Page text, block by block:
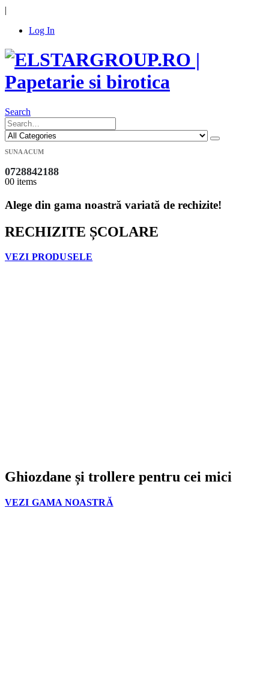
|
Log In
Search
SUNA ACUM
0728842188
00 items
Alege din gama noastră variată de rechizite!
RECHIZITE ȘCOLARE
VEZI PRODUSELE
Ghiozdane și trollere pentru cei mici
VEZI GAMA NOASTRĂ